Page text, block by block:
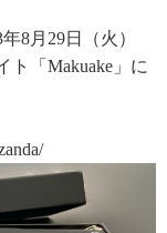
8月29日（火）
ト「Makuake」に